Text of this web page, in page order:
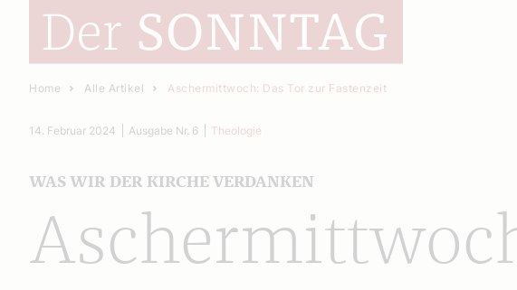
Home Alle Artikel Aschermittwoch: Das Tor zur Fastenzeit
WAS WIR DER KIRCHE VERDANKEN
14. Februar 2024 Ausgabe Nr. 6 Theologie